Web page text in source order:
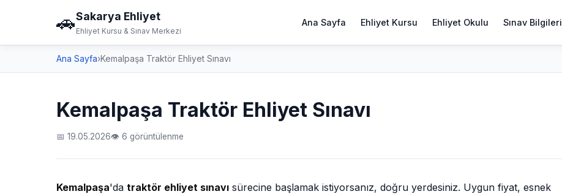
🚗Sakarya Ehliyet
Ehliyet Kursu & Sınav Merkezi
Ana Sayfa Ehliyet Kursu Ehliyet Okulu Sınav Bilgileri
Ana Sayfa›Kemalpaşa Traktör Ehliyet Sınavı
Kemalpaşa Traktör Ehliyet Sınavı
📅 19.05.2026👁 6 görüntülenme
Kemalpaşa'da traktör ehliyet sınavı sürecine başlamak istiyorsanız, doğru yerdesiniz. Uygun fiyat, esnek